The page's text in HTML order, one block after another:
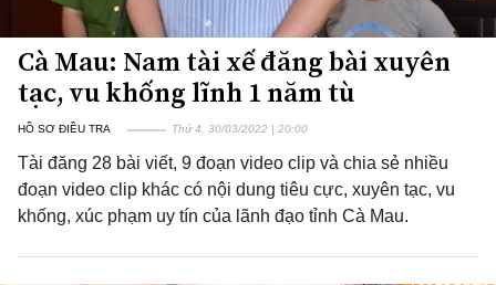
Cà Mau: Nam tài xế đăng bài xuyên
tạc, vu khống lĩnh 1 năm tù
HỒ SƠ ĐIỀU TRA Thứ 4, 30/03/2022 | 20:00
Tài đăng 28 bài viết, 9 đoạn video clip và chia sẻ nhiều
đoạn video clip khác có nội dung tiêu cực, xuyên tạc, vu
khống, xúc phạm uy tín của lãnh đạo tỉnh Cà Mau.